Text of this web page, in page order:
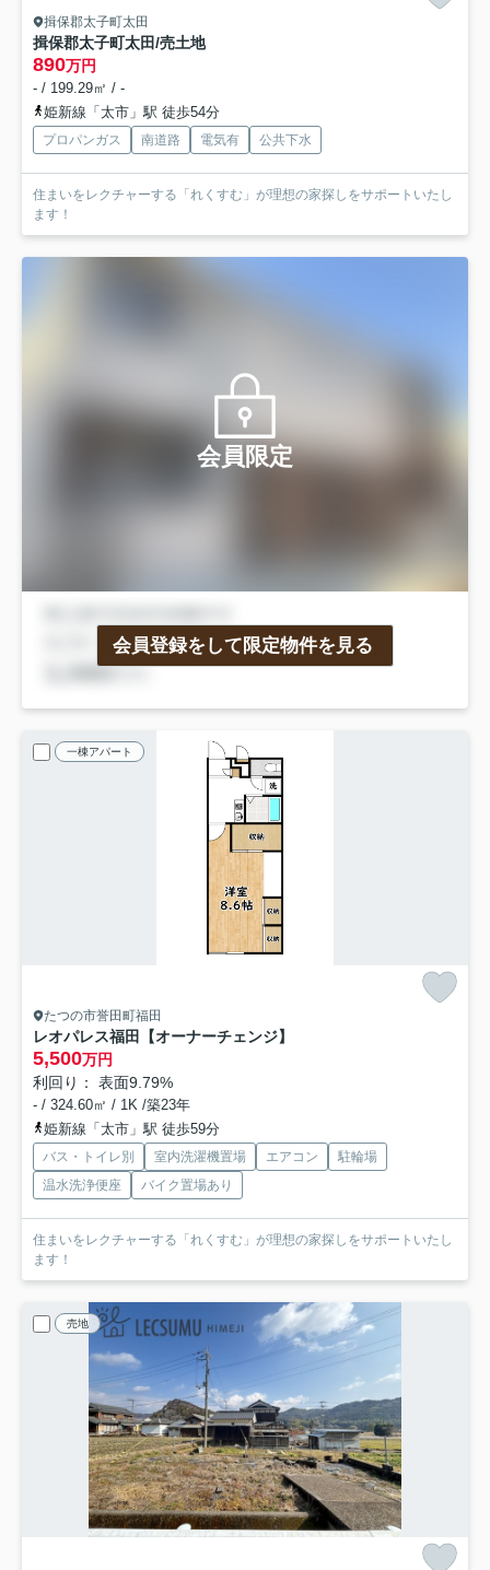
揖保郡太子町太田
揖保郡太子町太田/売土地
890万円
- / 199.29㎡ / -
姫新線「太市」駅 徒歩54分
プロパンガス 南道路 電気有 公共下水
住まいをレクチャーする「れくすむ」が理想の家探しをサポートいたし
ます！
会員限定
会員登録をして限定物件を見る
一棟アパート
たつの市誉田町福田
レオパレス福田【オーナーチェンジ】
5,500万円
利回り： 表面9.79%
- / 324.60㎡ / 1K /築23年
姫新線「太市」駅 徒歩59分
バス・トイレ別 室内洗濯機置場 エアコン
駐輪場
温水洗浄便座
バイク置場あり
住まいをレクチャーする「れくすむ」が理想の家探しをサポートいたし
ます！
売地